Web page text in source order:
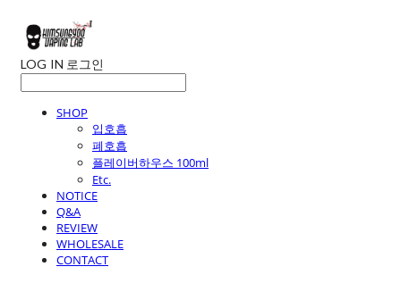
LOG IN 로그인
SHOP
입호흡
폐호흡
플레이버하우스 100ml
Etc.
NOTICE
Q&A
REVIEW
WHOLESALE
CONTACT